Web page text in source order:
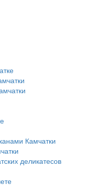
Камчатки
деликатесов